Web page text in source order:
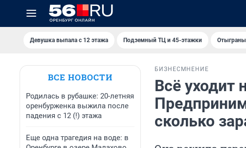
Девушка выпала с 12 этажа Подземный ТЦ и 45-этажки Отыграны
ВСЕ НОВОСТИ
Родилась в рубашке: 20-летняя
оренбурженка выжила после
падения с 12 (!) этажа
Еще одна трагедия на воде: в
БИЗНЕС МНЕНИЕ
Всё уходит
сколько